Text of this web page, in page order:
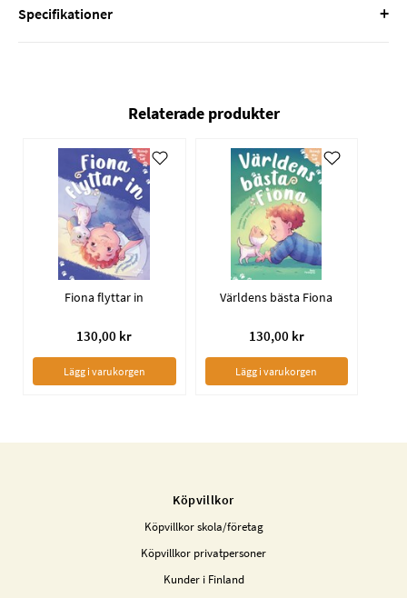
Specifikationer +
Relaterade produkter
Fiona flyttar in
130,00 kr
Lägg i varukorgen
Världens bästa Fiona
130,00 kr
Lägg i varukorgen
Köpvillkor
Köpvillkor skola/företag
Köpvillkor privatpersoner
Kunder i Finland